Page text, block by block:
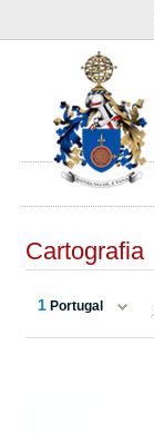
Cartografia
1 Portugal